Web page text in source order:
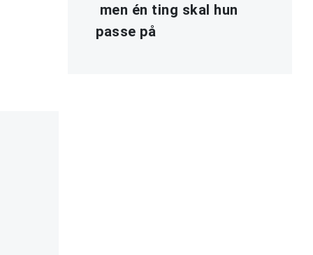
men én ting skal hun
passe på